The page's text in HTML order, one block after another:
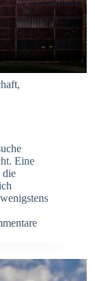
,
Eine
die